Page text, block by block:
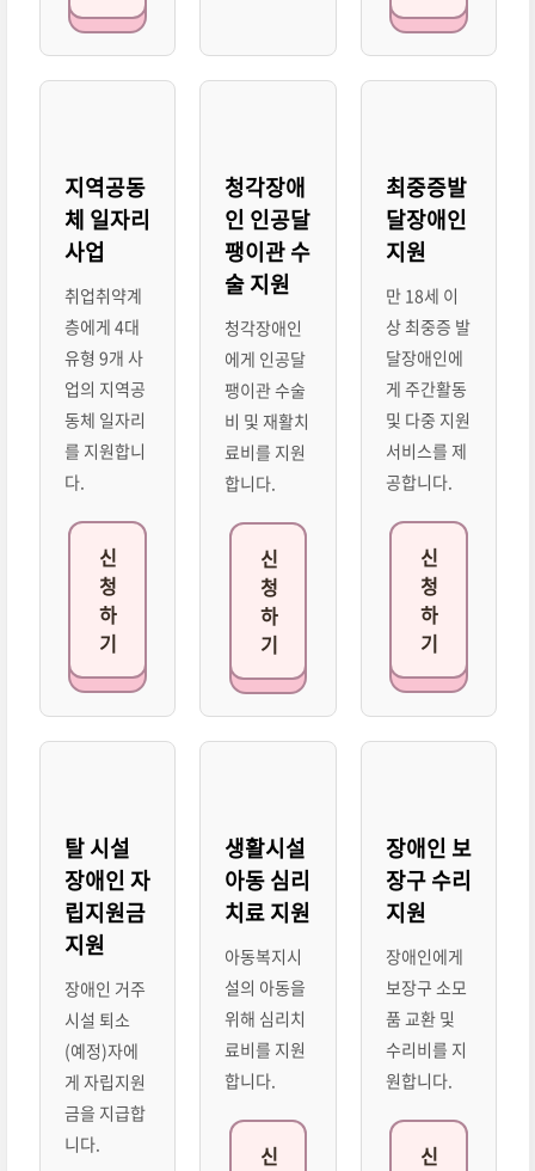
지역공동
체 일자리
사업
취업취약계
층에게 4대
유형 9개 사
업의 지역공
동체 일자리
를 지원합니
다.
신
청
하
기
청각장애
인 인공달
팽이관 수
술 지원
청각장애인
에게 인공달
팽이관 수술
비 및 재활치
료비를 지원
합니다.
신
청
하
기
최중증발
달장애인
지원
만 18세 이
상 최중증 발
달장애인에
게 주간활동
및 다중 지원
서비스를 제
공합니다.
신
청
하
기
탈 시설
장애인 자
립지원금
지원
장애인 거주
시설 퇴소
(예정)자에
게 자립지원
금을 지급합
니다.
생활시설
아동 심리
치료 지원
아동복지시
설의 아동을
위해 심리치
료비를 지원
합니다.
신
장애인 보
장구 수리
지원
장애인에게
보장구 소모
품 교환 및
수리비를 지
원합니다.
신